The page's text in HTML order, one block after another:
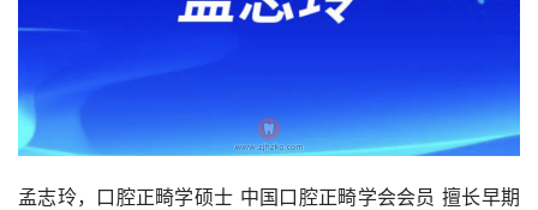
孟志玲，口腔正畸学硕士 中国口腔正畸学会会员 擅长早期